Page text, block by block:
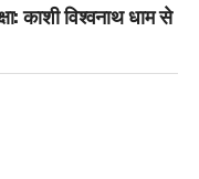
काशी विश्वनाथ धाम से